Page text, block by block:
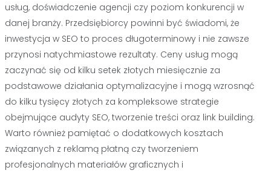
usług, doświadczenie agencji czy poziom konkurencji w
danej branży. Przedsiębiorcy powinni być świadomi, że
inwestycja w SEO to proces długoterminowy i nie zawsze
przynosi natychmiastowe rezultaty. Ceny usług mogą
zaczynać się od kilku setek złotych miesięcznie za
podstawowe działania optymalizacyjne i mogą wzrosnąć
do kilku tysięcy złotych za kompleksowe strategie
obejmujące audyty SEO, tworzenie treści oraz link building.
Warto również pamiętać o dodatkowych kosztach
związanych z reklamą płatną czy tworzeniem
profesjonalnych materiałów graficznych i